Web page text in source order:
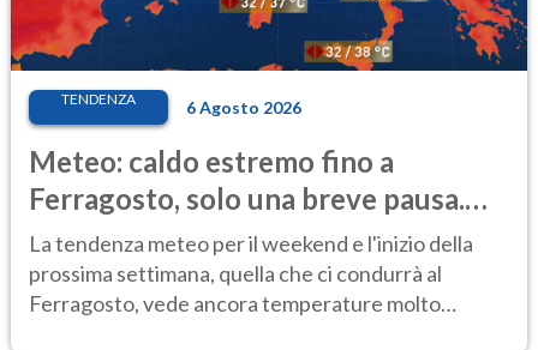
TENDENZA 6 Agosto 2026
Meteo: caldo estremo fino a
Ferragosto, solo una breve pausa.
Ecco dove
La tendenza meteo per il weekend e l'inizio della
prossima settimana, quella che ci condurrà al
Ferragosto, vede ancora temperature molto